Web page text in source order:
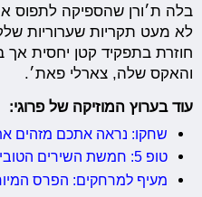
בלה ת׳ורן שהספיקה לתפוס
לא מעט תקריות שערוריות
חוזרת בתפקיד קטן יחסית
והאקס שלה, צארלי פאת׳.
עוד בערוץ המוזיקה של פרוגי:
שחקו: נראה אתכם מזהים
טופ 5: חמשת השירים הטובים ביותר של חנן בן ארי
מעיף למרחקים: הפרס